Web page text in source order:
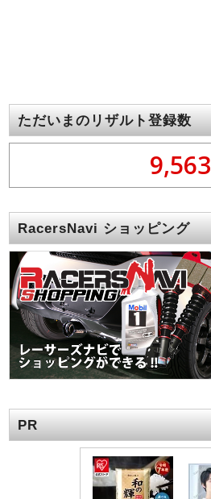
ただいまのリザルト登録数
9,563
RacersNavi ショッピング
PR